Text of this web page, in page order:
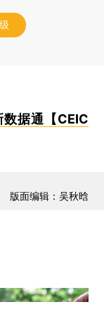
数据通【CEIC
版面编辑：吴秋晗